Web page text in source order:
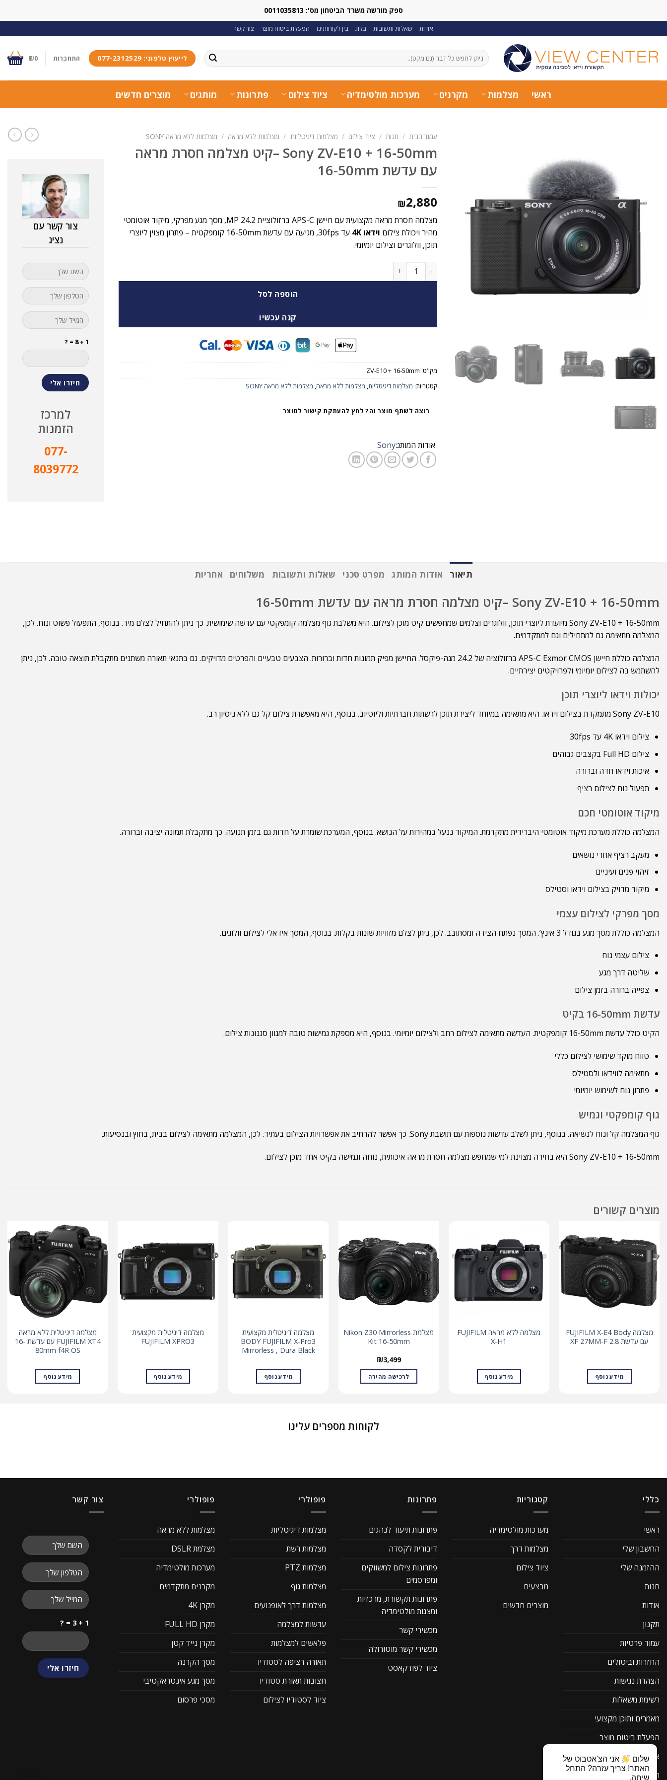
ספק מורשה משרד הביטחון מס': 0011035813
אודות שאלות ותשובות בלוג בין לקוחותינו הפעלת ביטוח מוצר צור קשר
חיפוש
עבור:
לייעוץ טלפוני: 077-2312529 התחברות ₪0
ראשי מצלמות מקרנים מערכות מולטימדיה ציוד צילום פתרונות מותגים מוצרים חדשים
עמוד הבית / חנות / ציוד צילום / מצלמות דיגיטליות / מצלמות ללא מראה / מצלמות ללא מראה SONY
Sony ZV‑E10 + 16‑50mm –קיט מצלמה חסרת מראה
עם עדשת 16-50mm
₪2,880
מצלמה חסרת מראה מקצועית עם חיישן APS-C ברזולוציית 24.2 MP, מסך מגע מפרקי, מיקוד אוטומטי
מהיר ויכולת צילום וידאו 4K
עד 30fps, מגיעה עם עדשת 16-50mm קומפקטית – פתרון מצוין ליוצרי
תוכן, וולוגרים וצילום יומיומי.
כמות של Sony ZV‑E10 + 16‑50mm –קיט מצלמה חסרת מראה עם עדשת 16-50mm
הוספה לסל
קנה עכשיו
מק"ט: ZV‑E10 + 16‑50mm
קטגוריות: מצלמות דיגיטליות, מצלמות ללא מראה, מצלמות ללא מראה SONY
רוצה לשתף מוצר זה? לחץ להעתקת קישור למוצר
אודות המותג:Sony
צור קשר עם
נציג
1 + 8 = ?
למרכז
הזמנות
077-
8039772
תיאור אודות המותג מפרט טכני שאלות ותשובות משלוחים אחריות
Sony ZV‑E10 + 16‑50mm –קיט מצלמה חסרת מראה עם עדשת 16-50mm
Sony ZV-E10 + 16-50mm מיועדת ליוצרי תוכן, וולוגרים וצלמים שמחפשים קיט מוכן לצילום. היא משלבת גוף מצלמה קומפקטי עם עדשה שימושית. כך ניתן להתחיל לצלם מיד. בנוסף, התפעול פשוט ונוח. לכן,
המצלמה מתאימה גם למתחילים וגם למתקדמים.
המצלמה כוללת חיישן APS-C Exmor CMOS ברזולוציה של 24.2 מגה-פיקסל. החיישן מפיק תמונות חדות וברורות. הצבעים טבעיים והפרטים מדויקים. גם בתנאי תאורה משתנים מתקבלת תוצאה טובה. לכן, ניתן
להשתמש בה לצילום יומיומי ולפרויקטים יצירתיים.
יכולות וידאו ליוצרי תוכן
Sony ZV-E10 מתמקדת בצילום וידאו. היא מתאימה במיוחד ליצירת תוכן לרשתות חברתיות וליוטיוב. בנוסף, היא מאפשרת צילום קל גם ללא ניסיון רב.
צילום וידאו 4K עד 30fps
צילום Full HD בקצבים גבוהים
איכות וידאו חדה וברורה
תפעול נוח לצילום רציף
מיקוד אוטומטי חכם
המצלמה כוללת מערכת מיקוד אוטומטי היברידית מתקדמת. המיקוד ננעל במהירות על הנושא. בנוסף, המערכת שומרת על חדות גם בזמן תנועה. כך מתקבלת תמונה יציבה וברורה.
מעקב רציף אחרי נושאים
זיהוי פנים ועיניים
מיקוד מדויק בצילום וידאו וסטילס
מסך מפרקי לצילום עצמי
המצלמה כוללת מסך מגע בגודל 3 אינץ’. המסך נפתח הצידה ומסתובב. לכן, ניתן לצלם מזוויות שונות בקלות. בנוסף, המסך אידאלי לצילום וולוגים.
צילום עצמי נוח
שליטה דרך מגע
צפייה ברורה בזמן צילום
עדשת 16-50mm בקיט
הקיט כולל עדשת 16-50mm קומפקטית. העדשה מתאימה לצילום רחב ולצילום יומיומי. בנוסף, היא מספקת גמישות טובה למגוון סגנונות צילום.
טווח מוקד שימושי לצילום כללי
מתאימה לווידאו ולסטילס
פתרון נוח לשימוש יומיומי
גוף קומפקטי וגמיש
גוף המצלמה קל ונוח לנשיאה. בנוסף, ניתן לשלב עדשות נוספות עם תושבת Sony. כך אפשר להרחיב את אפשרויות הצילום בעתיד. לכן, המצלמה מתאימה לצילום בבית, בחוץ ובנסיעות.
Sony ZV-E10 + 16-50mm היא בחירה מצוינת למי שמחפש מצלמה חסרת מראה איכותית, נוחה וגמישה בקיט אחד מוכן לצילום.
מוצרים קשורים
מצלמה FUJIFILM X-E4 Body
עם עדשת XF 27MM-F 2.8
מידע נוסף
מצלמה ללא מראה FUJIFILM
X-H1
מידע נוסף
מצלמת Nikon Z30 Mirrorless
Kit 16-50mm
₪3,499
לרכישה מהירה
מצלמה דיגיטלית מקצועית
BODY FUJIFILM X-Pro3
Mirrorless , Dura Black
מידע נוסף
מצלמה דיגיטלית מקצועית
FUJIFILM XPRO3
מידע נוסף
מצלמה דיגיטלית ללא מראה
FUJIFILM XT4 עם עדשת 16-
80mm f4R OS
מידע נוסף
לקוחות מספרים עלינו
כללי
ראשי
החשבון שלי
ההזמנה שלי
חנות
אודות
תקנון
עמוד פרטיות
החזרות וביטולים
הצהרת נגישות
רשימת משאלות
מאמרים ותוכן מקצועי
הפעלת ביטוח מוצר
צור קשר
תוכנה להורדה F1
קטגוריות
מערכות מולטימדיה
מצלמות דרך
ציוד צילום
מבצעים
מוצרים חדשים
פתרונות
פתרונות תיעוד לנהגים
דיבורית לקסדה
פתרונות צילום למשווקים
ומפרסמים
פתרונות תקשורת, מרכזיות
ומצגות מולטימדיה
מכשירי קשר
מכשירי קשר מוטורולה
ציוד לפודקאסט
פופולרי
מצלמות דיגיטליות
מצלמות רשת
מצלמות PTZ
מצלמות גוף
מצלמות דרך לאופנועים
עדשות למצלמה
פלאשים למצלמות
תאורה רציפה לסטודיו
חצובות תאורת סטודיו
ציוד לסטודיו לצילום
פופולרי
מצלמות ללא מראה
מצלמת DSLR
מערכות מולטימדיה
מקרנים מתקדמים
מקרן 4K
מקרן FULL HD
מקרן נייד קטן
מסך הקרנה
מסך מגע אינטראקטיבי
מסכי פרסום
צור קשר
1 + 3 = ?
שלום
אני הצ'אטבוט של
האתר! צריך עזרה? התחל
שיחה.